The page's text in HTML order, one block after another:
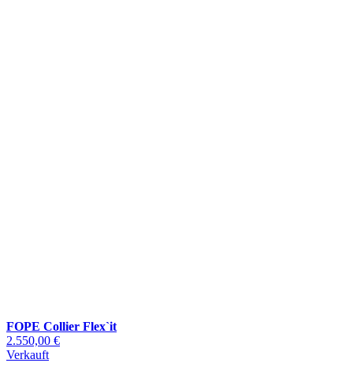
FOPE Collier Flex`it
2.550,00 €
Verkauft